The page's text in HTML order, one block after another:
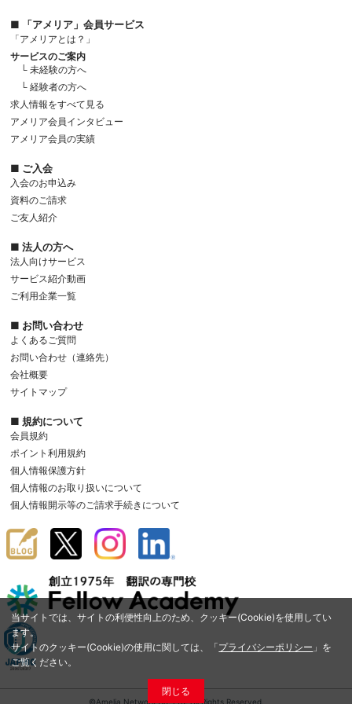
当サイトでは、サイトの利便性向上のため、クッキー(Cookie)を使用してい
ます。
サイトのクッキー(Cookie)の使用に関しては、「プライバシーポリシー 」を
ご覧ください。
閉じる
■ 「アメリア」会員サービス
「アメリアとは？」
サービスのご案内
└ 未経験の方へ
└ 経験者の方へ
求人情報をすべて見る
アメリア会員インタビュー
アメリア会員の実績
■ ご入会
入会のお申込み
資料のご請求
ご友人紹介
■ 法人の方へ
法人向けサービス
サービス紹介動画
ご利用企業一覧
■ お問い合わせ
よくあるご質問
お問い合わせ（連絡先）
会社概要
サイトマップ
■ 規約について
会員規約
ポイント利用規約
個人情報保護方針
個人情報のお取り扱いについて
個人情報開示等のご請求手続きについて
©Amelia Network Co.,Ltd. All Rights Reserved.